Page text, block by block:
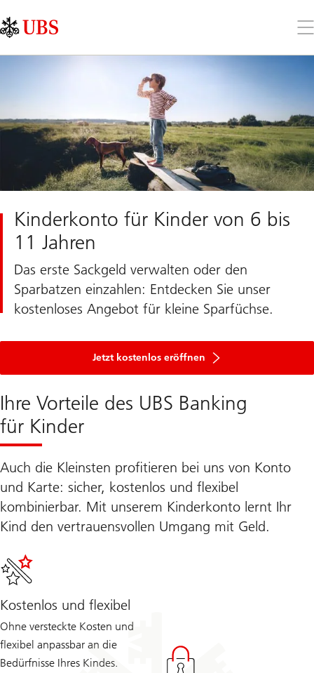
Links
Area
Sie
Kinderkonto für Kinder von 6 bis
11 Jahren
Das erste Sackgeld verwalten oder den
Sparbatzen einzahlen: Entdecken Sie unser
kostenloses Angebot für kleine Sparfüchse.
Jetzt kostenlos eröffnen
Kind
zu
eröffnen.
Ihre Vorteile des UBS Banking
für Kinder
Auch die Kleinsten profitieren bei uns von Konto
und Karte: sicher, kostenlos und flexibel
kombinierbar. Mit unserem Kinderkonto lernt Ihr
Kind den vertrauensvollen Umgang mit Geld.
Kostenlos und flexibel
Ohne versteckte Kosten und
flexibel anpassbar an die
Bedürfnisse Ihres Kindes.